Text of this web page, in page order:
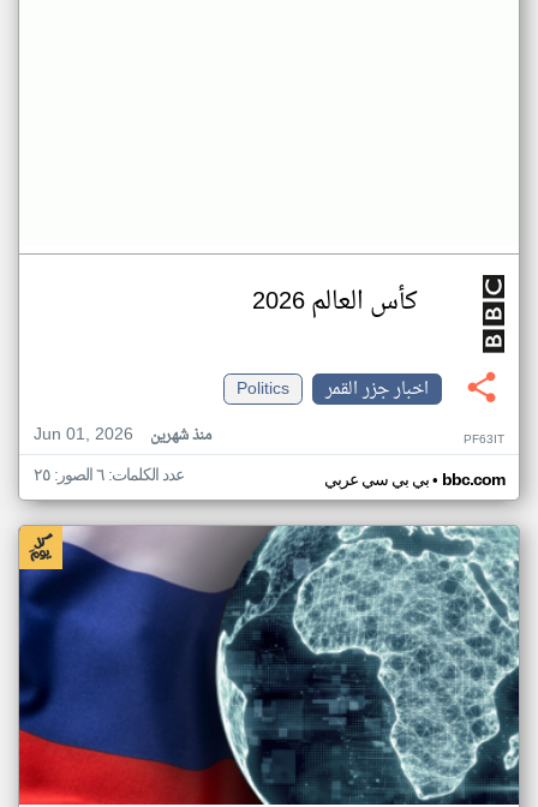
كأس العالم 2026
اخبار جزر القمر
Politics
Jun 01, 2026
منذ شهرين PF63IT
بي بي سي عربي• bbc.com عدد الكلمات: ٦ الصور: ٢٥